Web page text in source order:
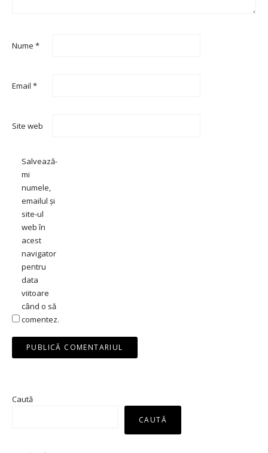
Nume *
Email *
Site web
Salvează-
mi
numele,
emailul și
site-ul
web în
acest
navigator
pentru
data
viitoare
când o să
comentez.
Caută
CAUTĂ